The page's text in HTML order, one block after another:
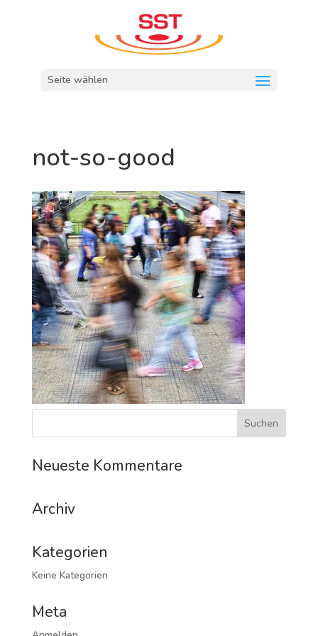
Seite wählen
not-so-good
Neueste Kommentare
Archiv
Kategorien
Keine Kategorien
Meta